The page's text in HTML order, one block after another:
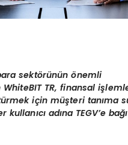
sektörününönemli
WhiteBIT TR, finansal i
için müşteri tanıma
kullanıcı adına TEGV’e